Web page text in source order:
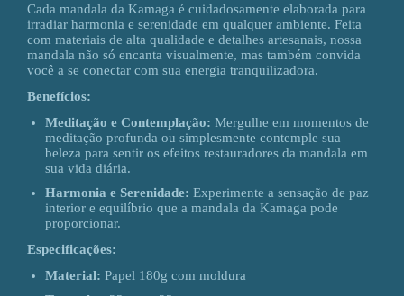
Cada mandala da Kamaga é cuidadosamente elaborada para
irradiar harmonia e serenidade em qualquer ambiente. Feita
com materiais de alta qualidade e detalhes artesanais, nossa
mandala não só encanta visualmente, mas também convida
você a se conectar com sua energia tranquilizadora.
Benefícios:
Meditação e Contemplação: Mergulhe em momentos de
meditação profunda ou simplesmente contemple sua
beleza para sentir os efeitos restauradores da mandala em
sua vida diária.
Harmonia e Serenidade: Experimente a sensação de paz
interior e equilíbrio que a mandala da Kamaga pode
proporcionar.
Especificações:
Material: Papel 180g com moldura